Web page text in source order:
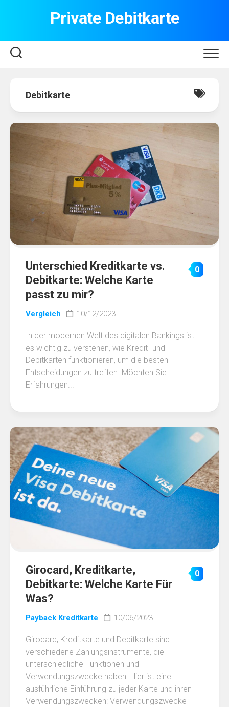
Private Debitkarte
Debitkarte
Unterschied Kreditkarte vs.
Debitkarte: Welche Karte
passt zu mir?
0
Vergleich 10/12/2023
In der modernen Welt des digitalen Bankings ist
es wichtig zu verstehen, wie Kredit- und
Debitkarten funktionieren, um die besten
Entscheidungen zu treffen. Möchten Sie
Erfahrungen...
Girocard, Kreditkarte,
Debitkarte: Welche Karte Für
Was?
0
Payback Kreditkarte 10/06/2023
Girocard, Kreditkarte und Debitkarte sind
verschiedene Zahlungsinstrumente, die
unterschiedliche Funktionen und
Verwendungszwecke haben. Hier ist eine
ausführliche Einführung zu jeder Karte und ihren
Verwendungszwecken: Verwendungszwecke